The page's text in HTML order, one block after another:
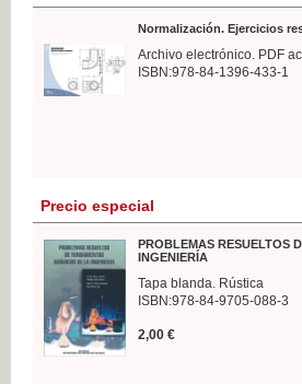
Normalización. Ejercicios
Archivo electrónico. PDF
ISBN:978-84-1396-433-1
Precio especial
PROBLEMAS RESUELTOS
INGENIERÍA
Tapa blanda. Rústica
ISBN:978-84-9705-088-3
2,00 €